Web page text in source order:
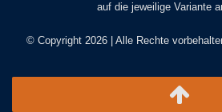
auf die jeweilige Variante
© Copyright 2026 | Alle Rechte